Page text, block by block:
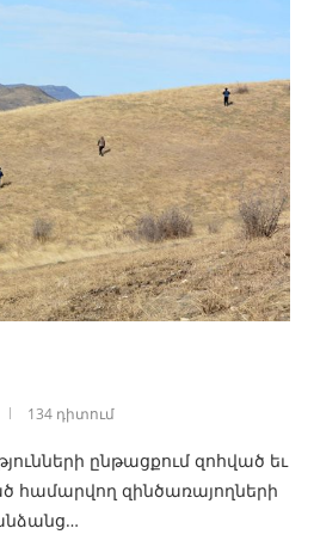
134 դիտում
ընթացքում զոհված եւ
համարվող զինծառայողների